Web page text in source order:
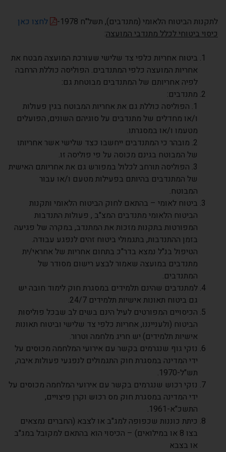
לתקנות הביטוח הלאומי (מתנדבים), תשל"ח 1978-
לחצו כאן
כיסוי ביטוחי לכלל מתנדבי המועצה:
ביטוח אחריות כלפי צד שלישי שעורכת המועצה מבטח את
אחריות המועצה כלפי המתנדבים. הפוליסה כוללת הרחבה
לפיה אחריותם של המתנדבים מבוטחת גם:
מתנדבים:
1. הפוליסה כוללת גם את אחריות המבוטח בגין פעולות
ו/או מחדלים של מתנדבים על סוגיהם השונים, הפועלים
מטעמו ו/או במסגרתו.
2. מובהר כי המתנדבים ייחשבו כצד שלישי אשר אחריותו
של המבוטח בגינם מכוסה על פי פוליסה זו.
3. הפוליסה תורחב לכלול במפורש גם את אחריותם האישית
של המתנדבים בהיותם בפעילות מטעם ו/או עבור
המבוטח.
ביטוח לאומי – בהתאם לחוק הביטוח הלאומי ותקנות
הביטוח הלאומי מתנדבים המצ"ב , פעולות התנדבות
המפורטות בתקנות מזכות את המתנדב, במקרה של פגיעה
בזמן ההתנדבות, בתגמולי ביטוח זהים לנפגע עבודה.
הטיפול בנ"ל נמצא בדר"כ בתחום אחריות של אחראי/ית
מתנדבים במועצה שאמור לבצע רישום מסודר של
המתנדבים.
למתנדבים שהינם תלמידים במסגרת חוק לימוד חובה יש
גם ביטוח תאונות אישיות תלמידים 24/7.
הכיסויים המפורטים לעיל הינם בשים לב שבכל פוליסות
הביטוח (ולענייננו, אחריות כלפי צד שלישי וביטוח תאונות
אישיות תלמידים) יש חריג מלחמה וטרור.
נזקי גוף שנגרמים בקשר עם אירועי המלחמה מכוסים על
ידי המדינה במסגרת חוק התגמולים לנפגעי פעולות איבה,
תש"ל-1970.
נזקי רכוש שנגרמים בקשר עם אירועי המלחמה מכוסים על
ידי המדינה במסגרת חוק מס רכוש וקרן פיצויים,
התשכ"א-1961.
כיתת כוננות שכפופה למג"ב או לצבא (החברים נמצאים
בצו 8 או במילואים) – הכיסוי הוא בהתאם למקובל במג"ב
או בצבא